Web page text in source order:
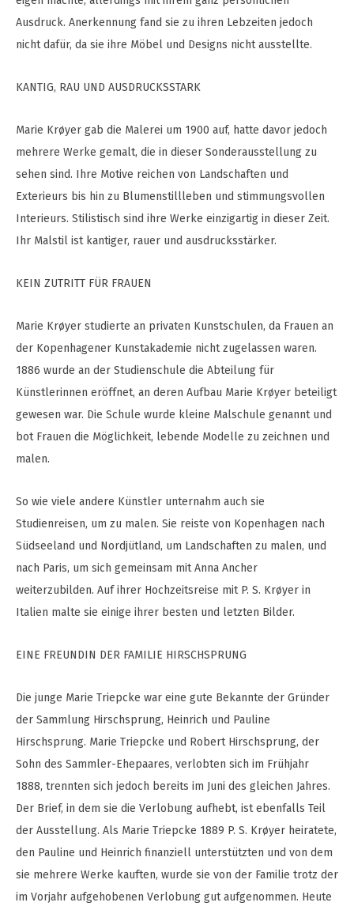
Ausdruck. Anerkennung fand sie zu ihren Lebzeiten jedoch
nicht dafür, da sie ihre Möbel und Designs nicht ausstellte.
KANTIG, RAU UND AUSDRUCKSSTARK
Marie Krøyer gab die Malerei um 1900 auf, hatte davor jedoch
mehrere Werke gemalt, die in dieser Sonderausstellung zu
sehen sind. Ihre Motive reichen von Landschaften und
Exterieurs bis hin zu Blumenstillleben und stimmungsvollen
Interieurs. Stilistisch sind ihre Werke einzigartig in dieser Zeit.
Ihr Malstil ist kantiger, rauer und ausdrucksstärker.
KEIN ZUTRITT FÜR FRAUEN
Marie Krøyer studierte an privaten Kunstschulen, da Frauen an
der Kopenhagener Kunstakademie nicht zugelassen waren.
1886 wurde an der Studienschule die Abteilung für
Künstlerinnen eröffnet, an deren Aufbau Marie Krøyer beteiligt
gewesen war. Die Schule wurde kleine Malschule genannt und
bot Frauen die Möglichkeit, lebende Modelle zu zeichnen und
malen.
So wie viele andere Künstler unternahm auch sie
Studienreisen, um zu malen. Sie reiste von Kopenhagen nach
Südseeland und Nordjütland, um Landschaften zu malen, und
nach Paris, um sich gemeinsam mit Anna Ancher
weiterzubilden. Auf ihrer Hochzeitsreise mit P. S. Krøyer in
Italien malte sie einige ihrer besten und letzten Bilder.
EINE FREUNDIN DER FAMILIE HIRSCHSPRUNG
Die junge Marie Triepcke war eine gute Bekannte der Gründer
der Sammlung Hirschsprung, Heinrich und Pauline
Hirschsprung. Marie Triepcke und Robert Hirschsprung, der
Sohn des Sammler-Ehepaares, verlobten sich im Frühjahr
1888, trennten sich jedoch bereits im Juni des gleichen Jahres.
Der Brief, in dem sie die Verlobung aufhebt, ist ebenfalls Teil
der Ausstellung. Als Marie Triepcke 1889 P. S. Krøyer heiratete,
den Pauline und Heinrich finanziell unterstützten und von dem
sie mehrere Werke kauften, wurde sie von der Familie trotz der
im Vorjahr aufgehobenen Verlobung gut aufgenommen. Heute